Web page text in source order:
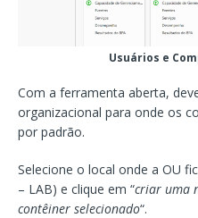
Usuários e
Com a ferramenta aberta,
organizacional para onde os
por padrão.
Selecione o local onde a OU
– LAB) e clique em “criar uma
contêiner selecionado“.